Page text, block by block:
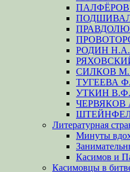
ПАЛФЁРОВ
РОДИН Н.А.
СИЛКОВ
ТУГЕЕВА
УТКИН В.Ф.
ЧЕРВЯКОВ
Литературная
Минуты
Касимов и
Касимовцы в